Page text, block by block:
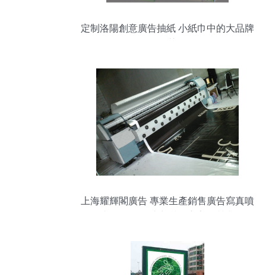
定制洛陽創意廣告抽紙 小紙巾中的大品牌
上海耀輝閣廣告 專業生產銷售廣告寫真噴